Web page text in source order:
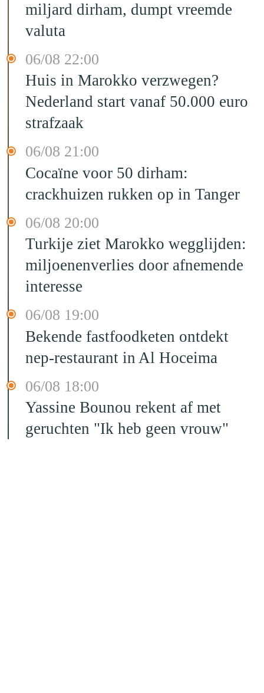
miljard dirham, dumpt vreemde
valuta
06/08 22:00
Huis in Marokko verzwegen?
Nederland start vanaf 50.000 euro
strafzaak
06/08 21:00
Cocaïne voor 50 dirham:
crackhuizen rukken op in Tanger
06/08 20:00
Turkije ziet Marokko wegglijden:
miljoenenverlies door afnemende
interesse
06/08 19:00
Bekende fastfoodketen ontdekt
nep-restaurant in Al Hoceima
06/08 18:00
Yassine Bounou rekent af met
geruchten "Ik heb geen vrouw"